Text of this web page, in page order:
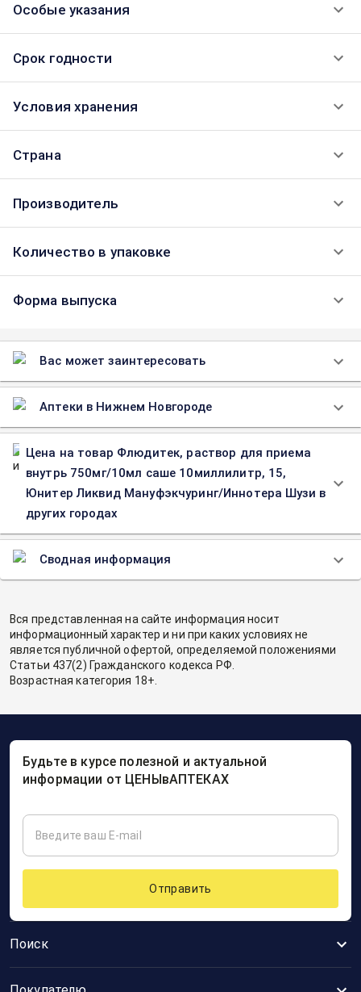
Особые указания
Срок годности
Условия хранения
Страна
Производитель
Количество в упаковке
Форма выпуска
Вас может заинтересовать
Аптеки в Нижнем Новгороде
Цена на товар Флюдитек, раствор для приема
внутрь 750мг/10мл саше 10миллилитр, 15,
Юнитер Ликвид Мануфэкчуринг/Иннотера Шузи в
других городах
Сводная информация
Вся представленная на сайте информация носит
информационный характер и ни при каких условиях не
является публичной офертой, определяемой положениями
Статьи 437(2) Гражданского кодекса РФ.
Возрастная категория 18+.
Поиск
Будьте в курсе полезной и актуальной
информации от ЦЕНЫвАПТЕКАХ
Отправить